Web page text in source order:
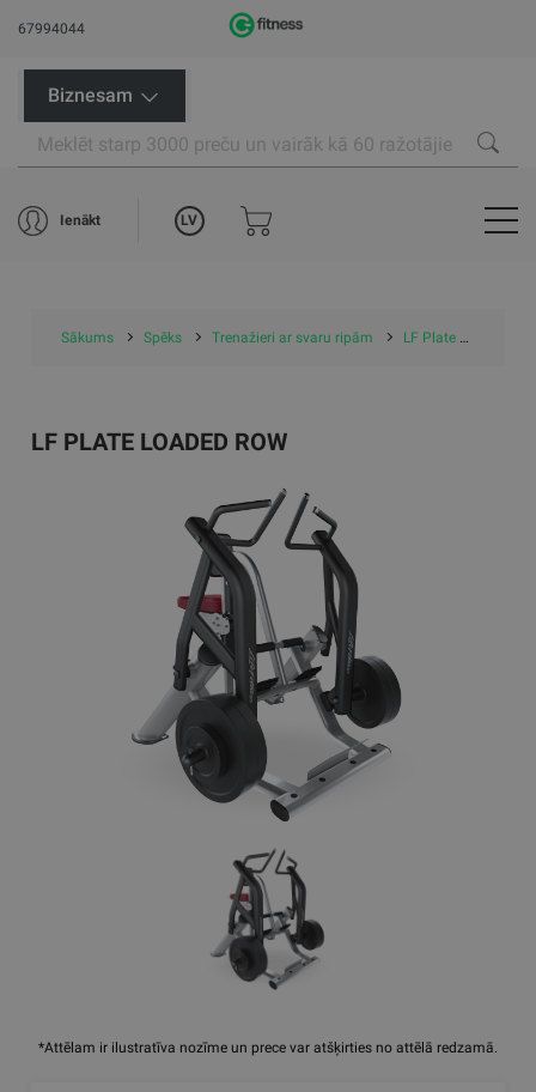
67994044
Biznesam
Ienākt LV
Sākums Spēks Trenažieri ar svaru ripām LF Plate Loaded Row
*Attēlam ir ilustratīva nozīme un prece var atšķirties no attēlā redzamā.
LF PLATE LOADED ROW